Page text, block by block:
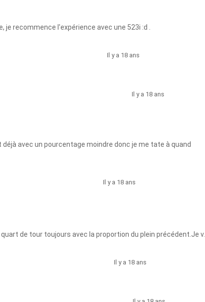
recommence l'expérience avec une 523i :d .
Il y a 18 ans
Il y a 18 ans
avec un pourcentage moindre donc je me tate à quand
Il y a 18 ans
de tour toujours avec la proportion du plein précédent.Je v...
Il y a 18 ans